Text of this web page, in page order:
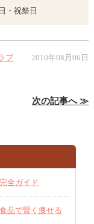
・祝祭日
ブ 2010年08月06日
次の記事へ ≫
全ガイド
品で賢く痩せる